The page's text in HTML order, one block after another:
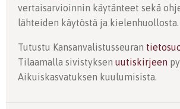
vertaisarvioinnin käytänteet sekä
lähteiden käytöstä ja kielenhuollosta.
Tutustu Kansanvalistusseuran
Tilaamalla sivistyksen uutiskirjeen
Aikuiskasvatuksen kuulumisista.